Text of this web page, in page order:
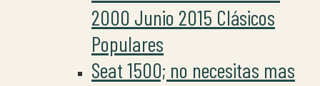
2000 Junio 2015 Clásicos
Populares
Seat 1500; no necesitas mas